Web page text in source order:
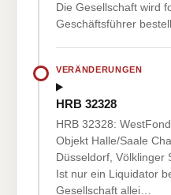
Die Gesellschaft wird
Geschäftsführer
VERÄNDERUNGEN
HRB 32328
HRB 32328:
Objekt Halle/Saale
Düsseldorf, Völklinger
Ist nur ein Liquidator
Gesellschaft allei…